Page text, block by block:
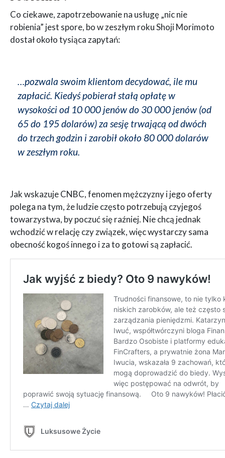
Co ciekawe, zapotrzebowanie na usługę „nic nie
robienia” jest spore, bo w zeszłym roku Shoji Morimoto
dostał około tysiąca zapytań:
…pozwala swoim klientom decydować, ile mu
zapłacić. Kiedyś pobierał stałą opłatę w
wysokości od 10 000 jenów do 30 000 jenów (od
65 do 195 dolarów) za sesję trwającą od dwóch
do trzech godzin i zarobił około 80 000 dolarów
w zeszłym roku.
Jak wskazuje CNBC, fenomen mężczyzny i jego oferty
polega na tym, że ludzie często potrzebują czyjegoś
towarzystwa, by poczuć się raźniej. Nie chcą jednak
wchodzić w relację czy związek, więc wystarczy sama
obecność kogoś innego i za to gotowi są zapłacić.